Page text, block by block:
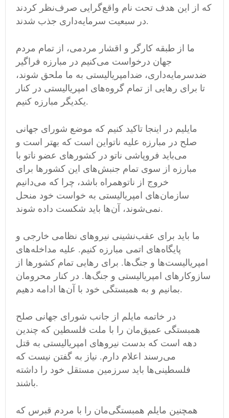
که از این هدف تحت نام واقع‌گرایی صرف‌نظر کردند
در سبعیت سرمایه‌داری جذب شدند.
ما از طبقه کارگر و اقشار مردمی‌، از تمام مردم
جهان درخواست می‌کنیم در مبارزه فراگیر
ضدسرمایه‌داری، ضدامپریالیستی به ما ملحق شوند،
تا برای رهایی از تمام گروه‌های امپریالیستی در کنار
یکدیگر مبارزه کنیم.
مایلیم در اینجا تاکید کنیم که موضع شورای جهانی
صلح در مبارزه علیه ناتواین است که بهتر است و
می‌باید فروپاشی ناتو در کشورهای عضو ناتو با
مبارزه از سوی تمام جنبش‌های این کشورها برای
خروج از ناتوهمراه باشد، چرا که می‌دانیم
سازمان‌های امپریالیستی به خواست خود منحل
نمی‌شوند، آن‌ها باید شکست داده شوند.
ما باید برای عقب‌نشینی نیروهای نظامی‌ خارجی و
پایگاه‌های اتمی‌ مبارزه کنیم. علیه مداخله‌های
امپریالیست‌ها و جنگ‌ها. برای رهایی تمام کشورها از
سازوکارهای امپریالیستی و جنگ‌ها. در کنار محرومان
بمانیم و به همبستگی خود با آن‌ها ادامه دهیم.
در خاتمه مایلم از جانب شورای جهانی صلح
همبستگی عمیق‌مان را با ملت فلسطین که چندین
دهه است که بدست نیروهای امپریالیستی به قتل
می‌رسند اعلام دارم. نیاز به گفتن نیست که
فلسطینی‌ها باید سرزمین مستقل خود را داشته
باشند.
همچنین مایلم همبستگی‌مان را با مردم قبرس که